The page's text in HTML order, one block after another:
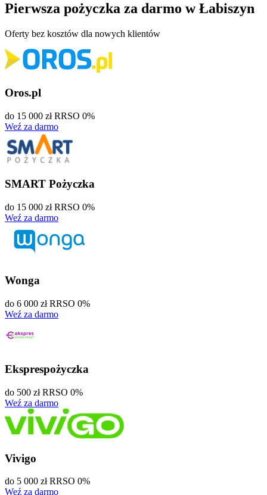
Pierwsza pożyczka za darmo w Łabiszyn
Oferty bez kosztów dla nowych klientów
Oros.pl
do 15 000 zł RRSO 0%
Weź za darmo
SMART Pożyczka
do 15 000 zł RRSO 0%
Weź za darmo
Wonga
do 6 000 zł RRSO 0%
Weź za darmo
Eksprespożyczka
do 500 zł RRSO 0%
Weź za darmo
Vivigo
do 5 000 zł RRSO 0%
Weź za darmo